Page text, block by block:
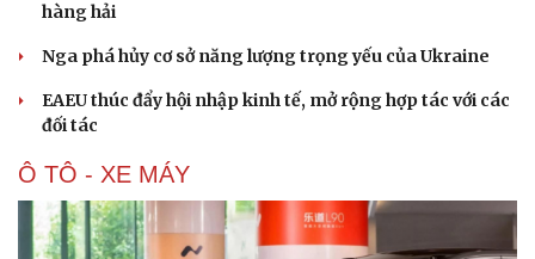
hàng hải
Nga phá hủy cơ sở năng lượng trọng yếu của Ukraine
EAEU thúc đẩy hội nhập kinh tế, mở rộng hợp tác với các
đối tác
Ô TÔ - XE MÁY